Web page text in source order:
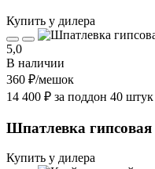
Купить у дилера
5,0
В наличии
360 ₽/мешок
14 400 ₽ за поддон 40 штук
Шпатлевка гипсовая
Купить у дилера